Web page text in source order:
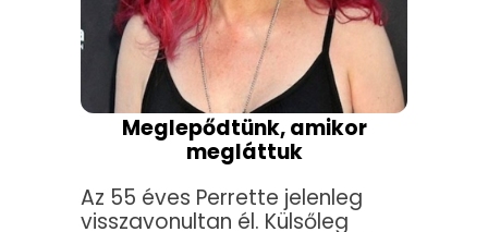
Meglepődtünk, amikor
megláttuk
Az 55 éves Perrette jelenleg
visszavonultan él. Külsőleg